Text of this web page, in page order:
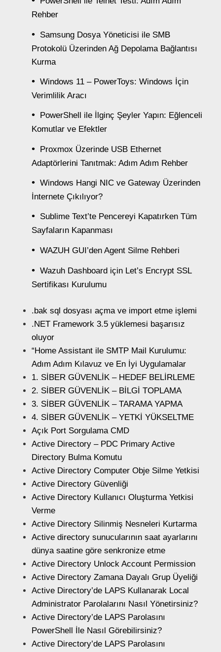
Rehber
Samsung Dosya Yöneticisi ile SMB
Protokolü Üzerinden Ağ Depolama Bağlantısı
Kurma
Windows 11 – PowerToys: Windows İçin
Verimlilik Aracı
PowerShell ile İlginç Şeyler Yapın: Eğlenceli
Komutlar ve Efektler
Proxmox Üzerinde USB Ethernet
Adaptörlerini Tanıtmak: Adım Adım Rehber
Windows Hangi NIC ve Gateway Üzerinden
İnternete Çıkılıyor?
Sublime Text’te Pencereyi Kapatırken Tüm
Sayfaların Kapanması
WAZUH GUI’den Agent Silme Rehberi
Wazuh Dashboard için Let’s Encrypt SSL
Sertifikası Kurulumu
.bak sql dosyası açma ve import etme işlemi
.NET Framework 3.5 yüklemesi başarısız
oluyor
“Home Assistant ile SMTP Mail Kurulumu:
Adım Adım Kılavuz ve En İyi Uygulamalar
1. SİBER GÜVENLİK – HEDEF BELİRLEME
2. SİBER GÜVENLİK – BİLGİ TOPLAMA
3. SİBER GÜVENLİK – TARAMA YAPMA
4. SİBER GÜVENLİK – YETKİ YÜKSELTME
Açık Port Sorgulama CMD
Active Directory – PDC Primary Active
Directory Bulma Komutu
Active Directory Computer Obje Silme Yetkisi
Active Directory Güvenliği
Active Directory Kullanıcı Oluşturma Yetkisi
Verme
Active Directory Silinmiş Nesneleri Kurtarma
Active directory sunucularının saat ayarlarını
dünya saatine göre senkronize etme
Active Directory Unlock Account Permission
Active Directory Zamana Dayalı Grup Üyeliği
Active Directory’de LAPS Kullanarak Local
Administrator Parolalarını Nasıl Yönetirsiniz?
Active Directory’de LAPS Parolasını
PowerShell İle Nasıl Görebilirsiniz?
Active Directory’de LAPS Parolasını